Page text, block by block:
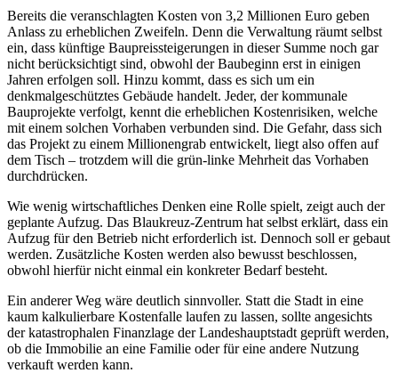
Bereits die veranschlagten Kosten von 3,2 Millionen Euro geben
Anlass zu erheblichen Zweifeln. Denn die Verwaltung räumt selbst
ein, dass künftige Baupreissteigerungen in dieser Summe noch gar
nicht berücksichtigt sind, obwohl der Baubeginn erst in einigen
Jahren erfolgen soll. Hinzu kommt, dass es sich um ein
denkmalgeschütztes Gebäude handelt. Jeder, der kommunale
Bauprojekte verfolgt, kennt die erheblichen Kostenrisiken, welche
mit einem solchen Vorhaben verbunden sind. Die Gefahr, dass sich
das Projekt zu einem Millionengrab entwickelt, liegt also offen auf
dem Tisch – trotzdem will die grün-linke Mehrheit das Vorhaben
durchdrücken.
Wie wenig wirtschaftliches Denken eine Rolle spielt, zeigt auch der
geplante Aufzug. Das Blaukreuz-Zentrum hat selbst erklärt, dass ein
Aufzug für den Betrieb nicht erforderlich ist. Dennoch soll er gebaut
werden. Zusätzliche Kosten werden also bewusst beschlossen,
obwohl hierfür nicht einmal ein konkreter Bedarf besteht.
Ein anderer Weg wäre deutlich sinnvoller. Statt die Stadt in eine
kaum kalkulierbare Kostenfalle laufen zu lassen, sollte angesichts
der katastrophalen Finanzlage der Landeshauptstadt geprüft werden,
ob die Immobilie an eine Familie oder für eine andere Nutzung
verkauft werden kann.